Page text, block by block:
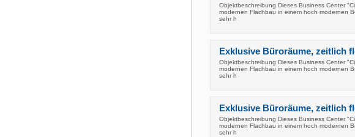
Objektbeschreibung Dieses Business Center
modernen Flachbau in einem hoch modernen
sehr h
Exklusive Büroräume, zeitlich
Objektbeschreibung Dieses Business Center
modernen Flachbau in einem hoch modernen
sehr h
Exklusive Büroräume, zeitlich
Objektbeschreibung Dieses Business Center
modernen Flachbau in einem hoch modernen
sehr h